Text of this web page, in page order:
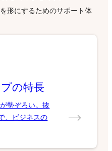
形にするためのサポート体
の特長
勢ぞろい。抜
、ビジネスの